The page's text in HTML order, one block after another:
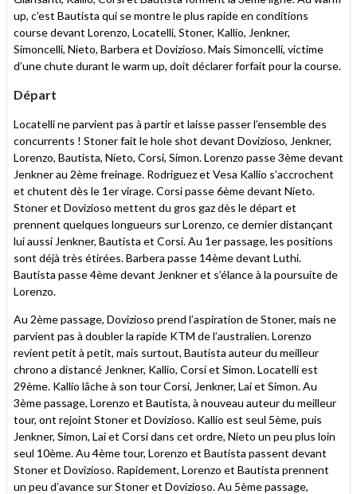
up, c’est Bautista qui se montre le plus rapide en conditions
course devant Lorenzo, Locatelli, Stoner, Kallio, Jenkner,
Simoncelli, Nieto, Barbera et Dovizioso. Mais Simoncelli, victime
d’une chute durant le warm up, doit déclarer forfait pour la course.
Départ
Locatelli ne parvient pas à partir et laisse passer l’ensemble des
concurrents ! Stoner fait le hole shot devant Dovizioso, Jenkner,
Lorenzo, Bautista, Nieto, Corsi, Simon. Lorenzo passe 3ème devant
Jenkner au 2ème freinage. Rodriguez et Vesa Kallio s’accrochent
et chutent dès le 1er virage. Corsi passe 6ème devant Nieto.
Stoner et Dovizioso mettent du gros gaz dès le départ et
prennent quelques longueurs sur Lorenzo, ce dernier distançant
lui aussi Jenkner, Bautista et Corsi. Au 1er passage, les positions
sont déjà très étirées. Barbera passe 14ème devant Luthi.
Bautista passe 4ème devant Jenkner et s’élance à la poursuite de
Lorenzo.
Au 2ème passage, Dovizioso prend l’aspiration de Stoner, mais ne
parvient pas à doubler la rapide KTM de l’australien. Lorenzo
revient petit à petit, mais surtout, Bautista auteur du meilleur
chrono a distancé Jenkner, Kallio, Corsi et Simon. Locatelli est
29ème. Kallio lâche à son tour Corsi, Jenkner, Lai et Simon. Au
3ème passage, Lorenzo et Bautista, à nouveau auteur du meilleur
tour, ont rejoint Stoner et Dovizioso. Kallio est seul 5ème, puis
Jenkner, Simon, Lai et Corsi dans cet ordre, Nieto un peu plus loin
seul 10ème. Au 4ème tour, Lorenzo et Bautista passent devant
Stoner et Dovizioso. Rapidement, Lorenzo et Bautista prennent
un peu d’avance sur Stoner et Dovizioso. Au 5ème passage,